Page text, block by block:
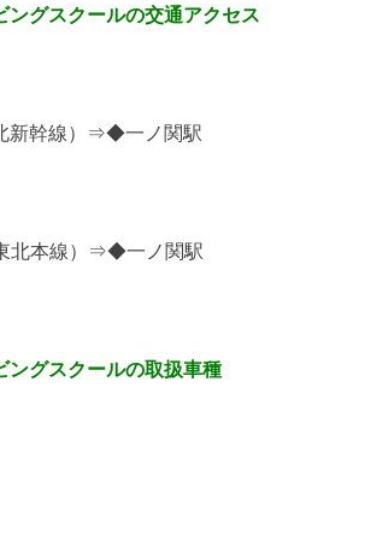
ングスクールの交通アクセス
新幹線） ⇒◆一ノ関駅
北本線） ⇒◆一ノ関駅
ングスクールの取扱車種